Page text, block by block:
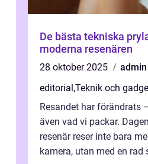
De bästa tekniska
moderna resenären
28 oktober 2025
admin
editorial,Teknik och
Resandet har förändrats
även vad vi packar.
resenär reser inte bara
kamera, utan med en rad